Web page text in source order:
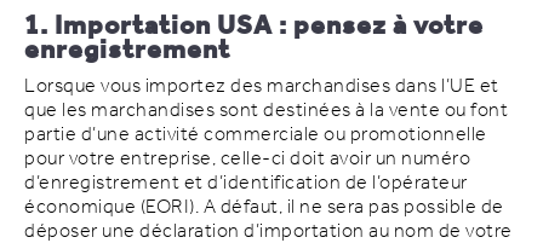
1. Importation USA : pensez à votre
enregistrement
Lorsque vous importez des marchandises dans l’UE et
que les marchandises sont destinées à la vente ou font
partie d’une activité commerciale ou promotionnelle
pour votre entreprise, celle-ci doit avoir un numéro
d’enregistrement et d’identification de l’opérateur
économique (EORI). A défaut, il ne sera pas possible de
déposer une déclaration d’importation au nom de votre